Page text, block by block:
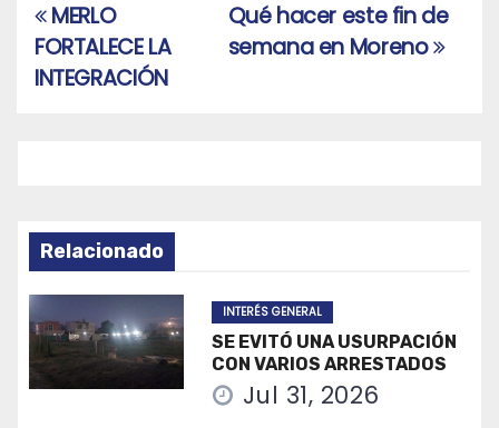
Navegación
de
Qué hacer este fin de
semana en Moreno
MERLO
FORTALECE LA
INTEGRACIÓN
Relacionado
INTERÉS GENERAL
SE EVITÓ UNA USURPACIÓN
CON VARIOS ARRESTADOS
Jul 31, 2026